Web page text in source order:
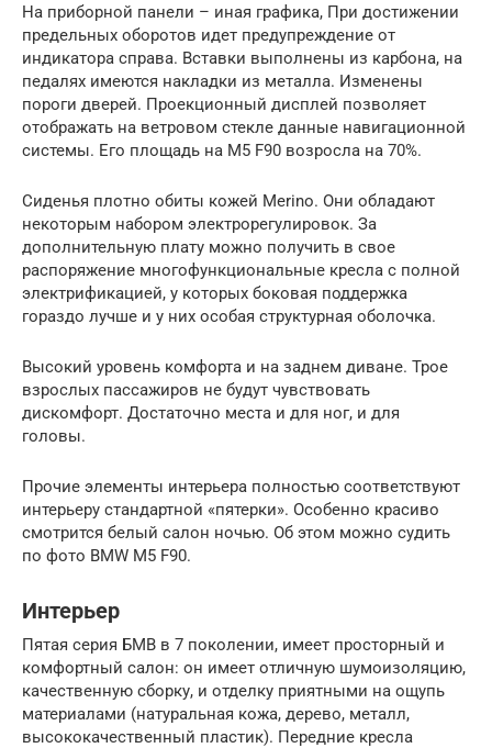
На приборной панели – иная графика, При достижении
предельных оборотов идет предупреждение от
индикатора справа. Вставки выполнены из карбона, на
педалях имеются накладки из металла. Изменены
пороги дверей. Проекционный дисплей позволяет
отображать на ветровом стекле данные навигационной
системы. Его площадь на M5 F90 возросла на 70%.
Сиденья плотно обиты кожей Merino. Они обладают
некоторым набором электрорегулировок. За
дополнительную плату можно получить в свое
распоряжение многофункциональные кресла с полной
электрификацией, у которых боковая поддержка
гораздо лучше и у них особая структурная оболочка.
Высокий уровень комфорта и на заднем диване. Трое
взрослых пассажиров не будут чувствовать
дискомфорт. Достаточно места и для ног, и для
головы.
Прочие элементы интерьера полностью соответствуют
интерьеру стандартной «пятерки». Особенно красиво
смотрится белый салон ночью. Об этом можно судить
по фото BMW M5 F90.
Интерьер
Пятая серия БМВ в 7 поколении, имеет просторный и
комфортный салон: он имеет отличную шумоизоляцию,
качественную сборку, и отделку приятными на ощупь
материалами (натуральная кожа, дерево, металл,
высококачественный пластик). Передние кресла